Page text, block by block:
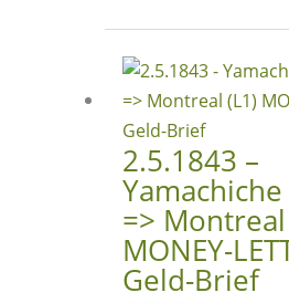
2.5.1843 –
=>
MONEY-
Geld-Brief